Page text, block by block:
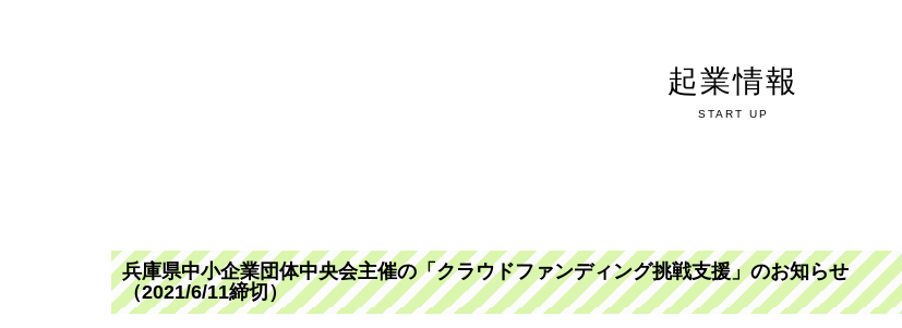
起業情報
START UP
兵庫県中小企業団体中央会主催の「クラウドファンディング挑戦支援」のお知らせ
（2021/6/11締切）